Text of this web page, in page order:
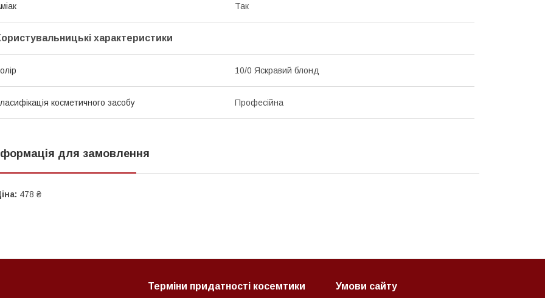
Так
характеристики
10/0 Яскравий блонд
косметичного засобу Професійна
для замовлення
478 ₴
Терміни придатності косемтики Умови сайту